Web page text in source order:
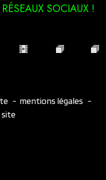
SOCIAUX !
- mentions légales -
site